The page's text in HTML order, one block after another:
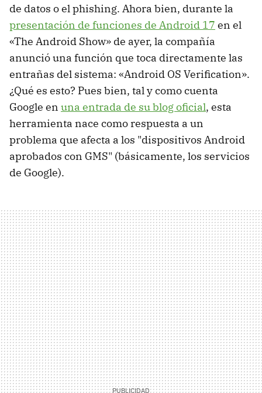
de datos o el phishing. Ahora bien, durante la
presentación de funciones de Android 17 en el
«The Android Show» de ayer, la compañía
anunció una función que toca directamente las
entrañas del sistema: «Android OS Verification».
¿Qué es esto? Pues bien, tal y como cuenta
Google en una entrada de su blog oficial, esta
herramienta nace como respuesta a un
problema que afecta a los "dispositivos Android
aprobados con GMS" (básicamente, los servicios
de Google).